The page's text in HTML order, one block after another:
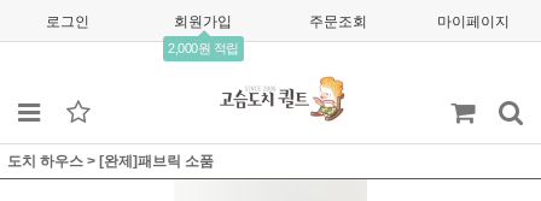
로그인 회원가입
2,000원 적립
주문조회 마이페이지
도치 하우스 > [완제]패브릭 소품